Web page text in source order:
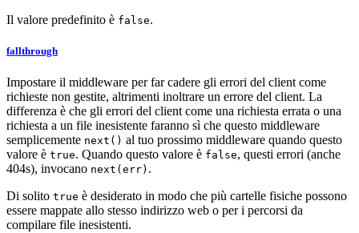
Il valore predefinito è false.
fallthrough
Impostare il middleware per far cadere gli errori del client come
richieste non gestite, altrimenti inoltrare un errore del client. La
differenza è che gli errori del client come una richiesta errata o una
richiesta a un file inesistente faranno sì che questo middleware
semplicemente next() al tuo prossimo middleware quando questo
valore è true. Quando questo valore è false, questi errori (anche
404s), invocano next(err) .
Di solito true è desiderato in modo che più cartelle fisiche possono
essere mappate allo stesso indirizzo web o per i percorsi da
compilare file inesistenti.